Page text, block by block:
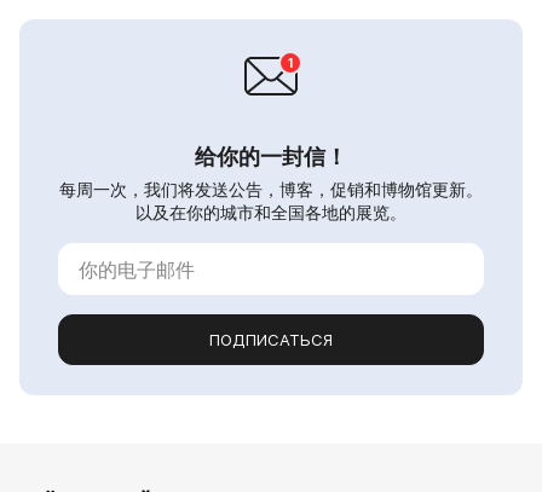
给你的一封信！
每周一次，我们将发送公告，博客，促销和博物馆更新。
以及在你的城市和全国各地的展览。
ПОДПИСАТЬСЯ